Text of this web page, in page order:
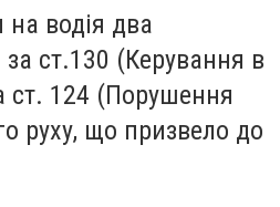
на водія два
ст.130 (Керування в
ст. 124 (Порушення
руху, що призвело до